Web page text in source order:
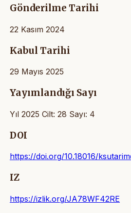
Gönderilme Tarihi
22 Kasım 2024
Kabul Tarihi
29 Mayıs 2025
Yayımlandığı Sayı
Yıl 2025 Cilt: 28 Sayı: 4
DOI
https://doi.org/10.18016/
IZ
https://izlik.org/JA78WF42RE